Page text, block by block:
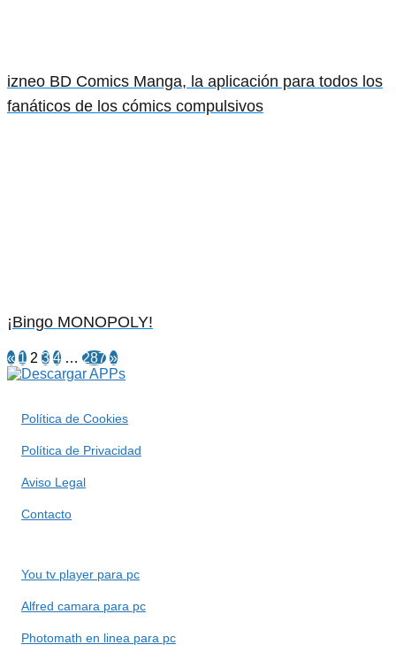
izneo BD Comics Manga, la aplicación para todos los
fanáticos de los cómics compulsivos
¡Bingo MONOPOLY!
« 1 2 3 4 … 287 »
Política de Cookies
Política de Privacidad
Aviso Legal
Contacto
You tv player para pc
Alfred camara para pc
Photomath en linea para pc